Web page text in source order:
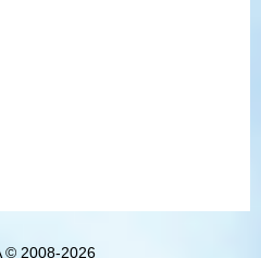
© 2008-2026